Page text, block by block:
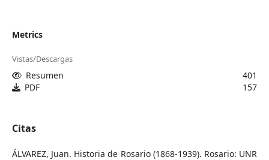
Metrics
Vistas/Descargas
Resumen
401
PDF
157
Citas
ÁLVAREZ, Juan. Historia de Rosario (1868-1939). Rosario: UNR